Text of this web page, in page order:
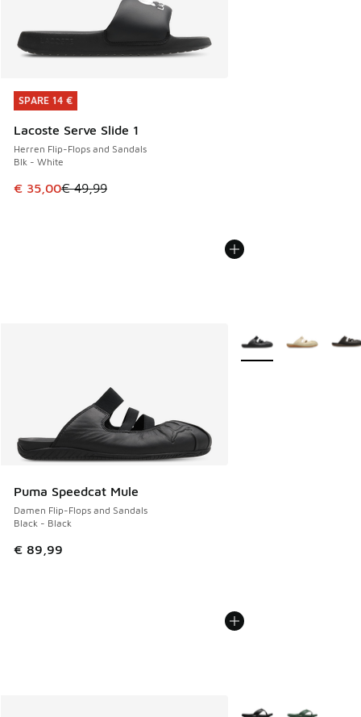
SPARE 14 €
Lacoste Serve Slide 1
Herren Flip-Flops and Sandals
Blk - White
Dieser Artikel ist im Sale. Der Preis ist von € 49,99 auf €
€ 35,00€ 49,99
SPARE 14 €
Puma Speedcat Mule
Damen Flip-Flops and Sandals
Black - Black
€ 89,99
Weitere Farben
Weitere Farben